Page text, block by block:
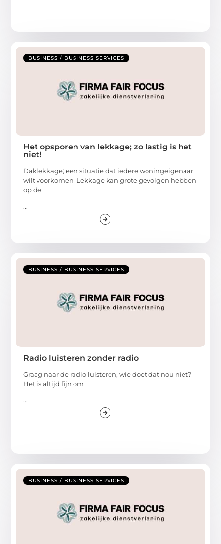
BUSINESS / BUSINESS SERVICES
Het opsporen van lekkage; zo lastig is het
niet!
Daklekkage; een situatie dat iedere woningeigenaar
wilt voorkomen. Lekkage kan grote gevolgen hebben
op de
...
BUSINESS / BUSINESS SERVICES
Radio luisteren zonder radio
Graag naar de radio luisteren, wie doet dat nou niet?
Het is altijd fijn om
...
BUSINESS / BUSINESS SERVICES